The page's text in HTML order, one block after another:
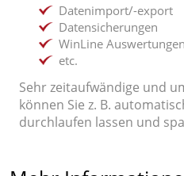
Datenimport/-export
Datensicherungen
WinLine
etc.
Sehr zeitaufwändige und
können Sie z. B.
durchlaufen lassen und